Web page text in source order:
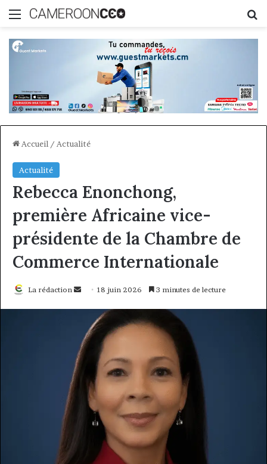
Menu
Accueil / Actualité
Actualité
Rebecca Enonchong,
première Africaine vice-
présidente de la Chambre de
Commerce Internationale
La rédaction
Envoyer
courriel
18 juin 2026 3 minutes de lecture